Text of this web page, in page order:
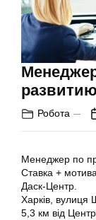
Робота
Менеджер по
Ставка +
Даск-Центр.
Харків, вулиця
5,3 км від